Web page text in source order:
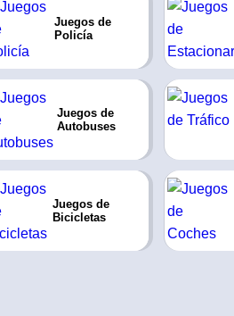
Juegos de
Policía
Juegos de
Autobuses
Juegos de
Bicicletas